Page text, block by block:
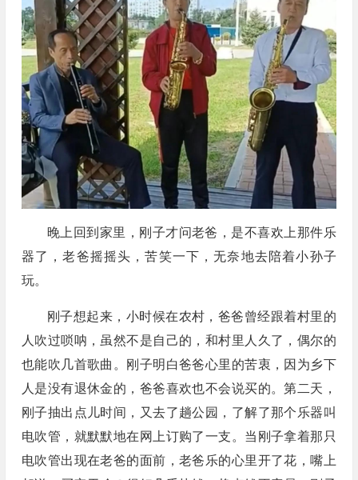
晚上回到家里，刚子才问老爸，是不喜欢上那件乐
器了，老爸摇摇头，苦笑一下，无奈地去陪着小孙子
玩。
刚子想起来，小时候在农村，爸爸曾经跟着村里的
人吹过唢呐，虽然不是自己的，和村里人久了，偶尔的
也能吹几首歌曲。刚子明白爸爸心里的苦衷，因为乡下
人是没有退休金的，爸爸喜欢也不会说买的。第二天，
刚子抽出点儿时间，又去了趟公园，了解了那个乐器叫
电吹管，就默默地在网上订购了一支。当刚子拿着那只
电吹管出现在老爸的面前，老爸乐的心里开了花，嘴上